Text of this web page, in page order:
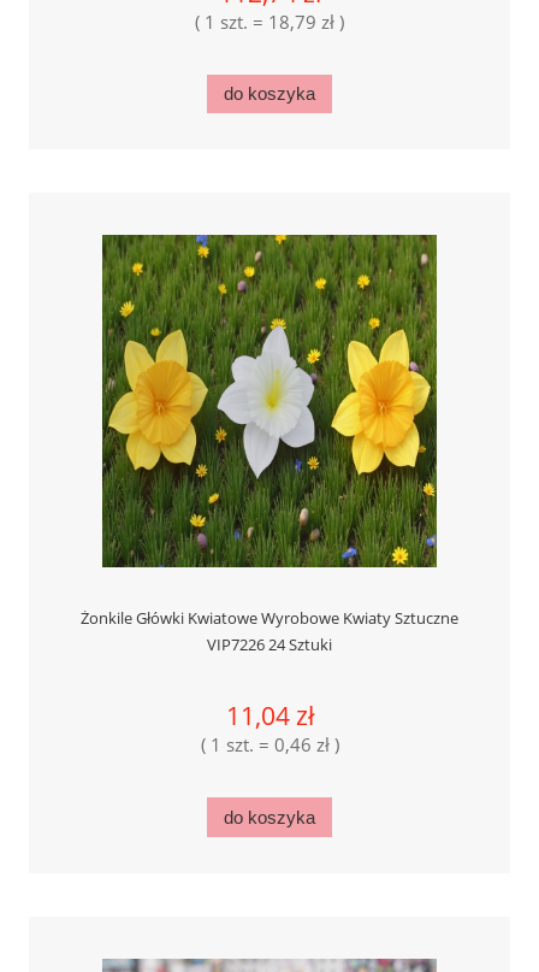
( 1 szt. = 18,79 zł )
do koszyka
Żonkile Główki Kwiatowe Wyrobowe Kwiaty Sztuczne
VIP7226 24 Sztuki
11,04 zł
( 1 szt. = 0,46 zł )
do koszyka